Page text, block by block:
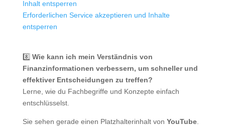
Inhalt entsperren
Erforderlichen Service akzeptieren und Inhalte
entsperren
8️⃣ Wie kann ich mein Verständnis von
Finanzinformationen verbessern, um schneller und
effektiver Entscheidungen zu treffen?
Lerne, wie du Fachbegriffe und Konzepte einfach
entschlüsselst.
Sie sehen gerade einen Platzhalterinhalt von YouTube.